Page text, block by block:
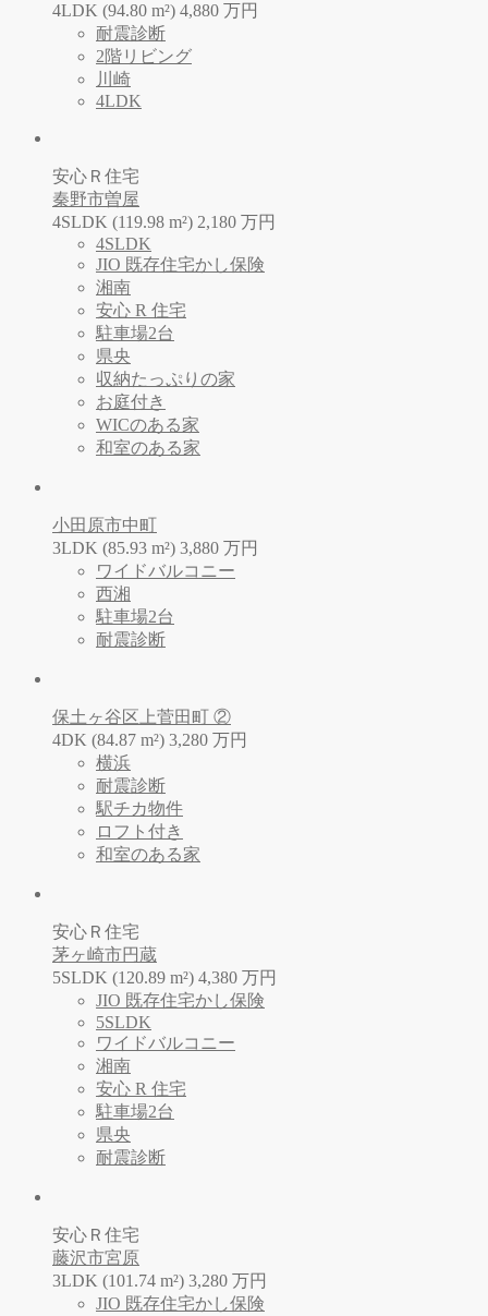
4LDK (94.80 m²) 4,880 万円
耐震診断
2階リビング
川崎
4LDK
安心Ｒ住宅
秦野市曽屋
4SLDK (119.98 m²) 2,180 万円
4SLDK
JIO 既存住宅かし保険
湘南
安心 R 住宅
駐車場2台
県央
収納たっぷりの家
お庭付き
WICのある家
和室のある家
小田原市中町
3LDK (85.93 m²) 3,880 万円
ワイドバルコニー
西湘
駐車場2台
耐震診断
保土ヶ谷区上菅田町 ②
4DK (84.87 m²) 3,280 万円
横浜
耐震診断
駅チカ物件
ロフト付き
和室のある家
安心Ｒ住宅
茅ヶ崎市円蔵
5SLDK (120.89 m²) 4,380 万円
JIO 既存住宅かし保険
5SLDK
ワイドバルコニー
湘南
安心 R 住宅
駐車場2台
県央
耐震診断
安心Ｒ住宅
藤沢市宮原
3LDK (101.74 m²) 3,280 万円
JIO 既存住宅かし保険